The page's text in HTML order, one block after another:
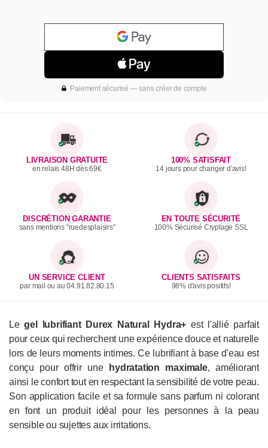
Paiement sécurisé — sans créer de compte
LIVRAISON GRATUITE
en relais 48H dès 69€
100% SATISFAIT
14 jours pour changer d'avis!
DISCRÉTION GARANTIE
sans mentions "ruedesplaisirs"
EN TOUTE SÉCURITÉ
100% Sécurisé Cryptage SSL
UN SERVICE CLIENT
par mail ou au 04.91.82.80.15
CLIENTS SATISFAITS
98% d'avis positifs!
Legel lubrifiant Durex Natural Hydra+ est l'allié parfait
pour ceux qui recherchent une expérience douce et naturelle
lors de leurs moments intimes. Ce lubrifiant à base d'eau est
conçu pour offrir une
hydratation maximale, améliorant
ainsi le confort tout en respectant la sensibilité de votre peau.
Son application facile et sa formule sans parfum ni colorant
en font un produit idéal pour les personnes à la peau
sensible ou sujettes aux irritations.